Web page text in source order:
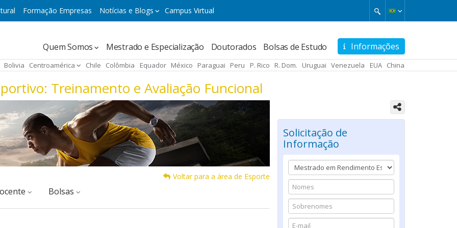
Formação Empresas Notícias e Blogs Campus Virtual
Informações
Navegación
principal
Quem Somos Mestrado e Especialização Doutorados Bolsas de Estudo
Bolivia Centroamérica Chile Colômbia Equador México Paraguai Peru P. Rico R. Dom. Uruguai Venezuela EUA China
Treinamento e Avaliação Funcional
Solicitação de
Informação
Voltar para a área de Esporte
Bolsas